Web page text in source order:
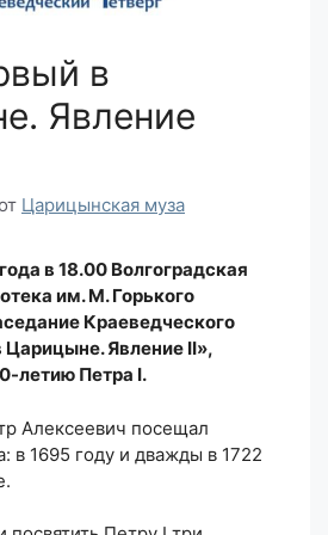
в
Явление
Царицынская муза
в 18.00 Волгоградская
им. М. Горького
Краеведческого
Царицыне. Явление II»,
летию Петра I.
Алексеевич посещал
в 1695 году и дважды в 1722